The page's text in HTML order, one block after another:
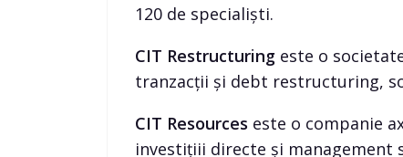
120 de specialiști.
CIT Restructuring este o
tranzacții și debt restructuring,
CIT Resources este o companie
investițiii directe și management